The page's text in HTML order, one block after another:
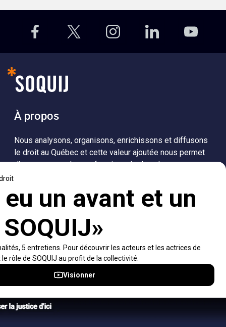
À propos
Nous analysons, organisons, enrichissons et diffusons
le droit au Québec et cette valeur ajoutée nous permet
d’accompagner les professionnels dans leurs
population dans sa compréhension du droit.
Accès rapides
À propos
Nétiquette
Notifications et fils RSS